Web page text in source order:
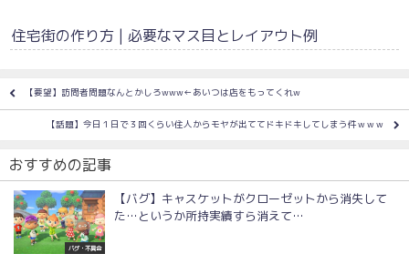
住宅街の作り方 | 必要なマス目とレイアウト例
【要望】訪問者問題なんとかしろwww←あいつは店をもってくれw
【話題】今日１日で３回くらい住人からモヤが出ててドキドキしてしまう件ｗｗｗ
おすすめの記事
バグ・不具合
【バグ】キャスケットがクローゼットから消失して
た…というか所持実績すら消えて…